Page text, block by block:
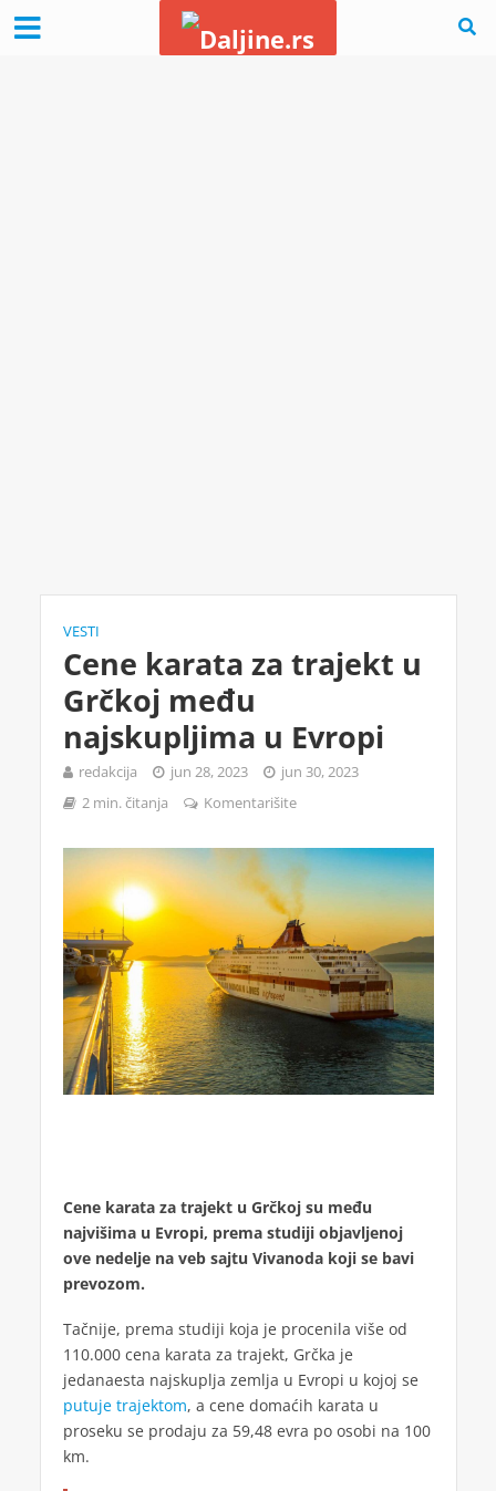
VESTI
Cene karata za trajekt u
Grčkoj među
najskupljima u Evropi
redakcija jun 28, 2023
jun 30, 2023
2 min. čitanja
Komentarišite
Cene karata za trajekt u Grčkoj su među
najvišima u Evropi, prema studiji objavljenoj
ove nedelje na veb sajtu Vivanoda koji se bavi
prevozom.
Tačnije, prema studiji koja je procenila više od
110.000 cena karata za trajekt, Grčka je
jedanaesta najskuplja zemlja u Evropi u kojoj se
putuje trajektom, a cene domaćih karata u
proseku se prodaju za 59,48 evra po osobi na 100
km.